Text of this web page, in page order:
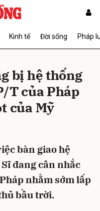
Kinh tế Đời sống Pháp
bị hệ thống
T của Pháp
của Mỹ
bàn giao hệ
đang cân nhắc
nhằm sớm lấp
bầu trời.
Hủy Gửi